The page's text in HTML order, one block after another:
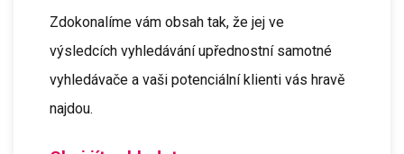
Zdokonalíme vám obsah tak, že jej ve
výsledcích vyhledávání upřednostní samotné
vyhledávače a vaši potenciální klienti vás hravě
najdou.